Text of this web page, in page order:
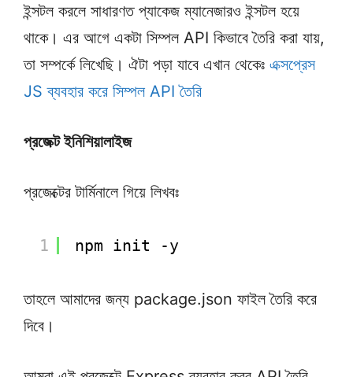
ইন্সটল করলে সাধারণত প্যাকেজ ম্যানেজারও ইন্সটল হয়ে
থাকে। এর আগে একটা সিম্পল API কিভাবে তৈরি করা যায়,
তা সম্পর্কে লিখেছি। ঐটা পড়া যাবে এখান থেকেঃ এক্সপ্রেস
JS ব্যবহার করে সিম্পল API তৈরি
প্রজেক্ট ইনিশিয়ালাইজ
প্রজেক্টের টার্মিনালে গিয়ে লিখবঃ
1 npm init -y
তাহলে আমাদের জন্য package.json ফাইল তৈরি করে
দিবে।